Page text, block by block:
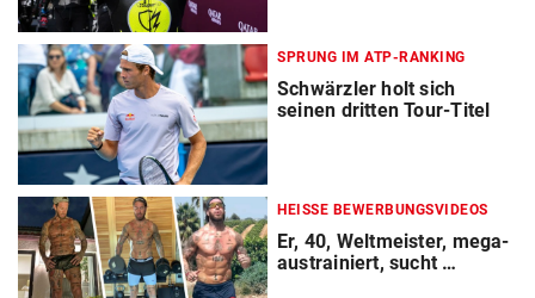
SPRUNG IM ATP-RANKING
Schwärzler holt sich
seinen dritten Tour-Titel
HEISSE BEWERBUNGSVIDEOS
Er, 40, Weltmeister, mega-
austrainiert, sucht …